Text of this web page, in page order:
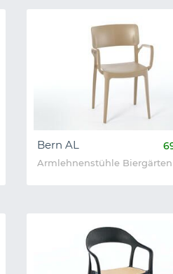
Bern AL
Armlehnenstühle Biergärten